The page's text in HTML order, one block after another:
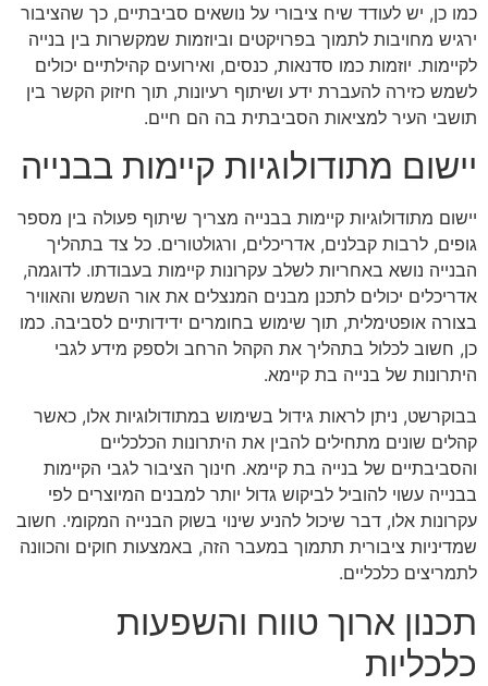
כמו כן, יש לעודד שיח ציבורי על נושאים סביבתיים, כך שהציבור
ירגיש מחויבות לתמוך בפרויקטים וביוזמות שמקשרות בין בנייה
לקיימות. יוזמות כמו סדנאות, כנסים, ואירועים קהילתיים יכולים
לשמש כזירה להעברת ידע ושיתוף רעיונות, תוך חיזוק הקשר בין
תושבי העיר למציאות הסביבתית בה הם חיים.
יישום מתודולוגיות קיימות בבנייה
יישום מתודולוגיות קיימות בבנייה מצריך שיתוף פעולה בין מספר
גופים, לרבות קבלנים, אדריכלים, ורגולטורים. כל צד בתהליך
הבנייה נושא באחריות לשלב עקרונות קיימות בעבודתו. לדוגמה,
אדריכלים יכולים לתכנן מבנים המנצלים את אור השמש והאוויר
בצורה אופטימלית, תוך שימוש בחומרים ידידותיים לסביבה. כמו
כן, חשוב לכלול בתהליך את הקהל הרחב ולספק מידע לגבי
היתרונות של בנייה בת קיימא.
בבוקרשט, ניתן לראות גידול בשימוש במתודולוגיות אלו, כאשר
קהלים שונים מתחילים להבין את היתרונות הכלכליים
והסביבתיים של בנייה בת קיימא. חינוך הציבור לגבי הקיימות
בבנייה עשוי להוביל לביקוש גדול יותר למבנים המיוצרים לפי
עקרונות אלו, דבר שיכול להניע שינוי בשוק הבנייה המקומי. חשוב
שמדיניות ציבורית תתמוך במעבר הזה, באמצעות חוקים והכוונה
לתמריצים כלכליים.
תכנון ארוך טווח והשפעות
כלכליות